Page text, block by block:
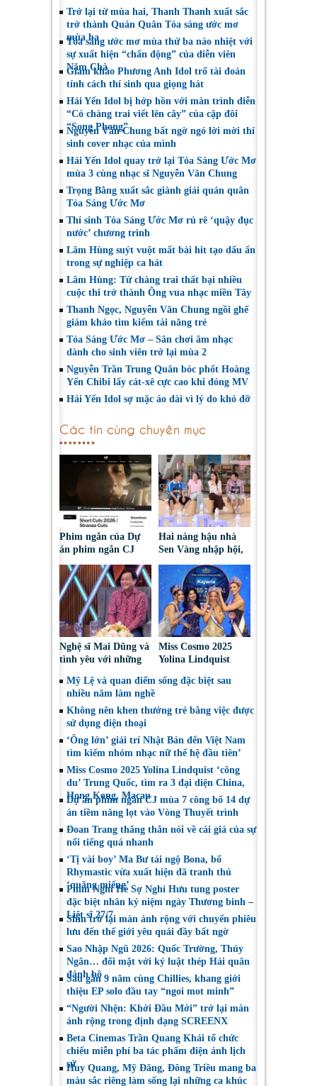
Trở lại từ mùa hai, Thanh Thanh xuất sắc
trở thành Quán Quân Tỏa sáng ước mơ
mùa ba
Tỏa sáng ước mơ mùa thứ ba náo nhiệt với
sự xuất hiện “chấn động” của diễn viên
Năm Chà
Giám khảo Phương Anh Idol trổ tài đoán
tính cách thí sinh qua giọng hát
Hải Yến Idol bị hớp hồn với màn trình diễn
“Có chàng trai viết lên cây” của cặp đôi
“Song Phong”
Nguyễn Văn Chung bất ngờ ngỏ lời mời thí
sinh cover nhạc của mình
Hải Yến Idol quay trở lại Tỏa Sáng Ước Mơ
mùa 3 cùng nhạc sĩ Nguyễn Văn Chung
Trọng Bằng xuất sắc giành giải quán quân
Tỏa Sáng Ước Mơ
Thí sinh Tỏa Sáng Ước Mơ rủ rê ‘quậy đục
nước’ chương trình
Lâm Hùng suýt vuột mất bài hit tạo dấu ấn
trong sự nghiệp ca hát
Lâm Hùng: Từ chàng trai thất bại nhiều
cuộc thi trở thành Ông vua nhạc miền Tây
Thanh Ngọc, Nguyễn Văn Chung ngồi ghế
giám khảo tìm kiếm tài năng trẻ
Tỏa Sáng Ước Mơ – Sân chơi âm nhạc
dành cho sinh viên trở lại mùa 2
Nguyễn Trần Trung Quân bóc phốt Hoàng
Yến Chibi lấy cát-xê cực cao khi đóng MV
Hải Yến Idol sợ mặc áo dài vì lý do khó đỡ
Các tin cùng chuyên mục
Phim ngắn của Dự
án phim ngắn CJ
tiếp tục được đề cử
tại LHP quốc tế
Toronto 2026
Hai nàng hậu nhà
Sen Vàng nhập hội,
cùng Duniverse
chinh phục khán giả
Nghệ sĩ Mai Dũng và
tình yêu với những
Miss Cosmo 2025
Yolina Lindquist
đại diện mới tranh
Mỹ Lệ và quan điểm sống đặc biệt sau
nhiều năm làm nghề
Không nên khen thưởng trẻ bằng việc được
sử dụng điện thoại
‘Ông lớn’ giải trí Nhật Bản đến Việt Nam
tìm kiếm nhóm nhạc nữ thế hệ đầu tiên’
Miss Cosmo 2025 Yolina Lindquist ‘công
du’ Trung Quốc, tìm ra 3 đại diện China,
Hong Kong, Macau
Dự án phim ngắn CJ mùa 7 công bố 14 dự
án tiềm năng lọt vào Vòng Thuyết trình
Đoan Trang thẳng thắn nói về cái giá của sự
nổi tiếng quá nhanh
‘Tị vài boy’ Ma Bư tái ngộ Bona, bố
Rhymastic vừa xuất hiện đã tranh thủ
‘quăng miếng’
Phim Nghỉ Hè Sợ Nghỉ Hưu tung poster
đặc biệt nhân kỷ niệm ngày Thương binh –
Liệt sĩ 27/7
Shin trở lại màn ảnh rộng với chuyến phiêu
lưu đến thế giới yêu quái đầy bất ngờ
Sao Nhập Ngũ 2026: Quốc Trường, Thúy
Ngân… đối mặt với kỷ luật thép Hải quân
đánh bộ
Sau gần 9 năm cùng Chillies, khang giới
thiệu EP solo đầu tay “ngoi mot minh”
“Người Nhện: Khởi Đầu Mới” trở lại màn
ảnh rộng trong định dạng SCREENX
Beta Cinemas Trần Quang Khải tổ chức
chiếu miễn phí ba tác phẩm điện ảnh lịch
sử
Huy Quang, Mỹ Đăng, Đông Triều mang ba
màu sắc riêng làm sống lại những ca khúc